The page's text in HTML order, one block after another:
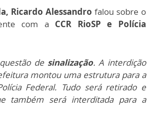
Ricardo Alessandro falou sobre o
com a CCR RioSP e Polícia
de sinalização. A interdição
montou uma estrutura para a
Federal. Tudo será retirado e
também será interditada para a